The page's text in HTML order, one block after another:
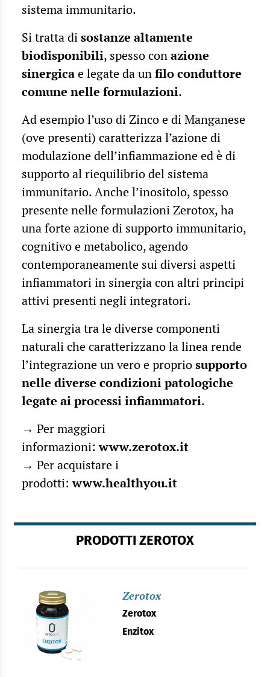
sistema immunitario.
Si tratta disostanze altamente
biodisponibili, spesso conazione
sinergicae legate da unfilo conduttore
comune nelle formulazioni.
Ad esempio l’uso di Zinco e di Manganese
(ove presenti) caratterizza l’azione di
modulazione dell’infiammazione ed è di
supporto al riequilibrio del sistema
immunitario. Anche l’inositolo, spesso
presente nelle formulazioni Zerotox, ha
una forte azione di supporto immunitario,
cognitivo e metabolico, agendo
contemporaneamente sui diversi aspetti
infiammatori in sinergia con altri principi
attivi presenti negli integratori.
La sinergia tra le diverse componenti
naturali che caratterizzano la linea rende
l’integrazione un vero e propriosupporto
nelle diverse condizioni patologiche
legate ai processi infiammatori.
→ Per maggiori
informazioni:www.zerotox.it
→ Per acquistare i
prodotti:www.healthyou.it
PRODOTTI ZEROTOX
Zerotox
Zerotox
Enzitox